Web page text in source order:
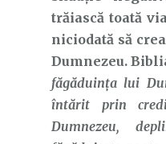
trăiască toată
niciodată să
Dumnezeu.
făgăduința lui
întărit prin
Dumnezeu,